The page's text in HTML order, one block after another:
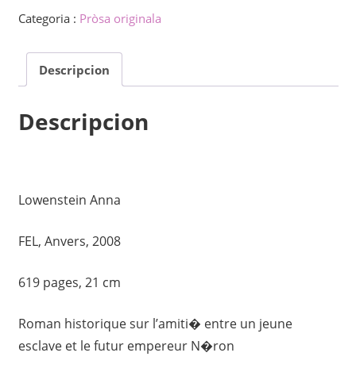
Categoria : Pròsa originala
Descripcion
Descripcion
Lowenstein Anna
FEL, Anvers, 2008
619 pages, 21 cm
Roman historique sur l’amiti� entre un jeune
esclave et le futur empereur N�ron